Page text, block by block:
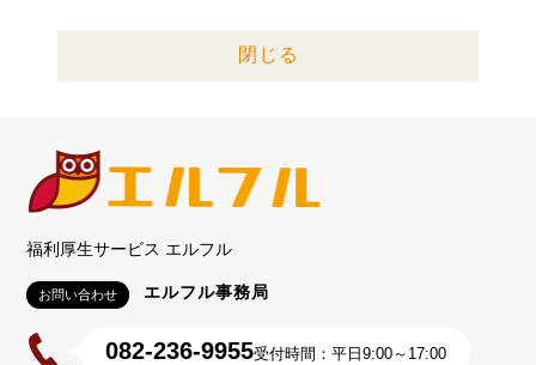
閉じる
福利厚生サービス エルフル
お問い合わせ エルフル事務局
082-236-9955受付時間：平日9:00～17:00